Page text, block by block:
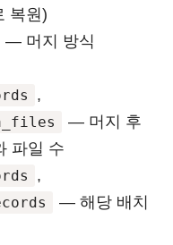
복원)
— 머지 방식
,
— 머지 후
파일 수
,
— 해당 배치